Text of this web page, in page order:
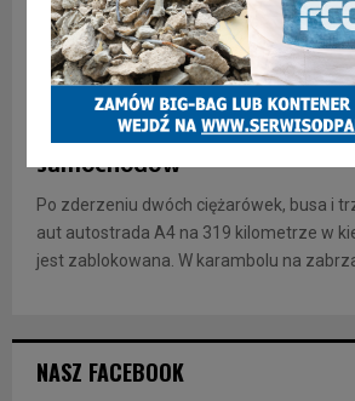
INFORMACJE
Karambol na A4 – zderzyło
samochodów
Po zderzeniu dwóch ciężarówek, busa i
aut autostrada A4 na 319 kilometrze w
jest zablokowana. W karambolu na
NASZ FACEBOOK